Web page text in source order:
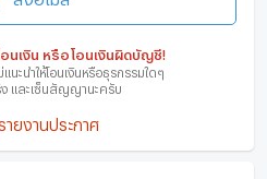
นเงิน หรือโอนเงินผิดบัญชี!
นะนำให้โอนเงินหรือธุรกรรมใดๆ
ง และเซ็นสัญญานะครับ
ายงานประกาศ